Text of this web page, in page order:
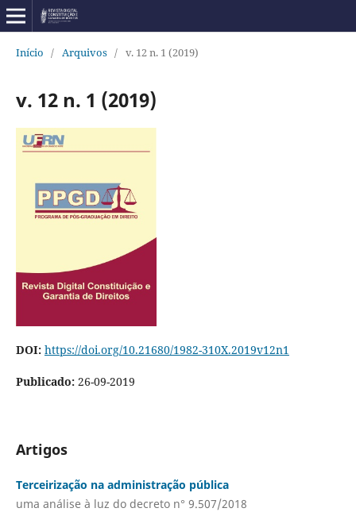
Início / Arquivos / v. 12 n. 1 (2019)
v. 12 n. 1 (2019)
DOI: https://doi.org/10.21680/1982-310X.2019v12n1
Publicado: 26-09-2019
Artigos
Terceirização na administração pública
uma análise à luz do decreto n° 9.507/2018